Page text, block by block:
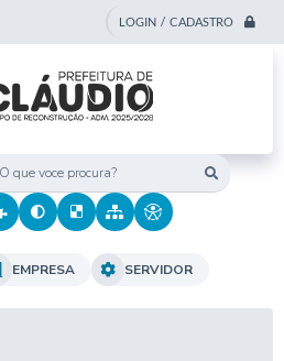
LOGIN / CADASTRO
EMPRESA SERVIDOR